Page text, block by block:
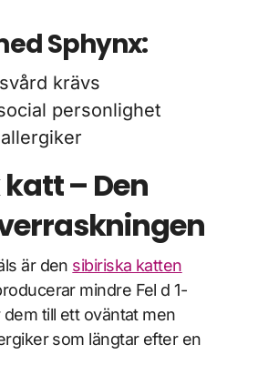
Sphynx:
krävs
personlighet
katt – Den
är den sibiriska katten
mindre Fel d 1-
till ett oväntat men
som längtar efter en